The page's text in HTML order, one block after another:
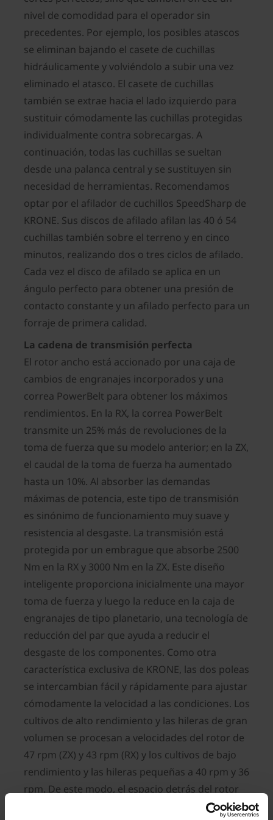
nivel de comodidad para el operador sin
precedentes. Por ejemplo, los posibles atascos
se eliminan bajando el casete de cuchillas
hidráulicamente y volviéndolo a subir una vez
eliminado el atasco. El casete de cuchillas
también se extrae hacia el lado izquierdo para
sustituir cómodamente las cuchillas protegidas
individualmente contra sobrecargas. A
continuación, todas las cuchillas se sueltan
desde una palanca central y se sustituyen sin
necesidad de herramientas. Recomendamos
optar por el afilador de cuchillos SpeedSharp de
KRONE. Sus discos de afilado afilan las 40 ó 54
cuchillas también sobre el terreno y en cinco
minutos, realizando dos o tres ciclos de afilado.
Cada vez el disco de afilado se aplica en un
ángulo perfecto para obtener una presión de
contacto constante y un afilado perfecto para un
forraje de primera calidad.
La cadena de transmisión perfecta
El rotor ancho está accionado por una caja de
cambios de engranajes incorporados y una
correa PowerBelt para obtener los máximos
rendimientos. En la RX, la correa PowerBelt
transmite un 25% más de revoluciones de la
toma de fuerza que su modelo anterior; en la ZX,
el caudal de la toma de fuerza ha aumentado
hasta un 10%. Al absorber las demandas
máximas de potencia, este tipo de transmisión
es sinónimo de funcionamiento muy suave y
resistencia al desgaste. La transmisión está
protegida por un embrague que absorbe 2500
Nm en la RX y 3000 Nm en la ZX. Este diseño
inteligente proporciona inicialmente una mayor
toma de fuerza y luego la reduce en la caja de
engranajes de tipo planetario, una tecnología de
reducción del par que ayuda a reducir el
desgaste de los componentes. Como otra
característica exclusiva de KRONE, las dos poleas
se intercambian fácil y rápidamente para ajustar
cómodamente la velocidad a las condiciones. Los
cultivos de alto rendimiento y las hileras de gran
volumen se procesan a velocidades del rotor de
47 rpm (ZX) y 43 rpm (RX) y los cultivos de bajo
rendimiento y las hileras pequeñas a 40 rpm y 36
rpm. De este modo, el espacio detrás del rotor
se llena al máximo para conseguir una alta